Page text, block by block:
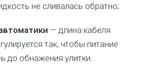
не сливалась обратно;
— длина кабеля
так, чтобы питание
до обнажения улитки.